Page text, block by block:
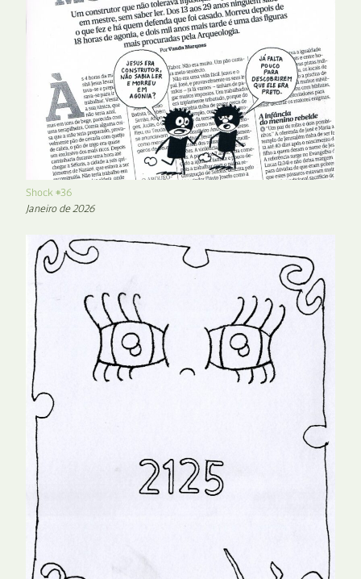
Shock #36
Janeiro de 2026